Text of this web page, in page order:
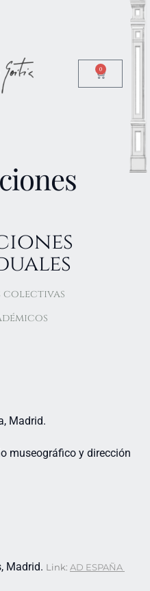
0
colectivas
Madrid.
museográfico y dirección
Madrid. Link: AD ESPAÑA